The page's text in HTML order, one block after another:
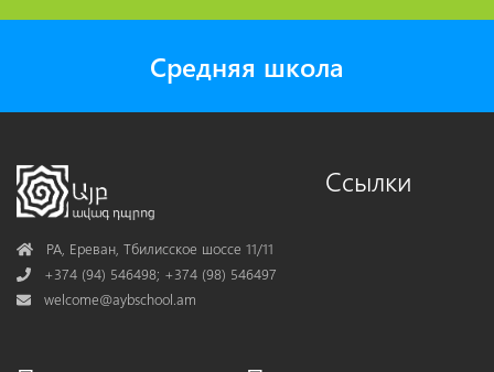
Средняя школа
AddressРА, Ереван, Тбилисское шоссе 11/11
Phone+374 (94) 546498; +374 (98) 546497
Mail
welcome@aybschool.am
Ссылки